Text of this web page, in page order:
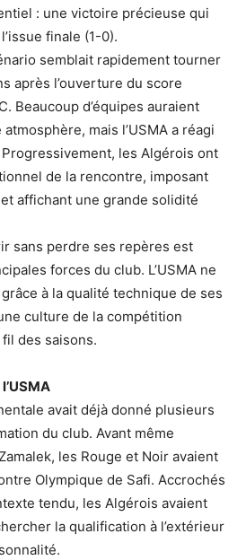
: une victoire précieuse qui
finale (1-0).
semblait rapidement tourner
après l’ouverture du score
Beaucoup d’équipes auraient
mais l’USMA a réagi
les Algérois ont
de la rencontre, imposant
affichant une grande solidité
sans perdre ses repères est
forces du club. L’USMA ne
à la qualité technique de ses
culture de la compétition
des saisons.
avait déjà donné plusieurs
du club. Avant même
les Rouge et Noir avaient
Olympique de Safi. Accrochés
tendu, les Algérois avaient
la qualification à l’extérieur